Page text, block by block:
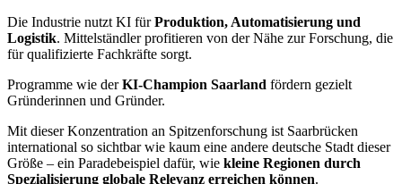
Die Industrie nutzt KI fürProduktion, Automatisierung und
Logistik. Mittelständler profitieren von der Nähe zur Forschung, die
für qualifizierte Fachkräfte sorgt.
Programme wie derKI-Champion Saarland fördern gezielt
Gründerinnen und Gründer.
Mit dieser Konzentration an Spitzenforschung ist Saarbrücken
international so sichtbar wie kaum eine andere deutsche Stadt dieser
Größe – ein Paradebeispiel dafür, wie kleine Regionen durch
Spezialisierung globale Relevanz erreichen können.